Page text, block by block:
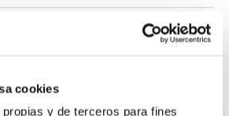
cookies
y de terceros para fines